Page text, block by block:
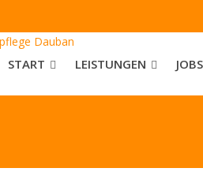
START LEISTUNGEN